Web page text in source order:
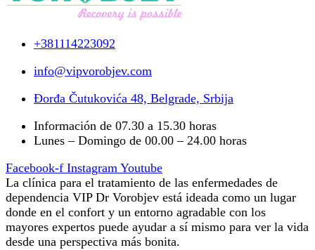
+381114223092
info@vipvorobjev.com
Đorđa Čutukovića 48, Belgrade, Srbija
Información de 07.30 a 15.30 horas
Lunes – Domingo de 00.00 – 24.00 horas
Facebook-f Instagram Youtube
La clínica para el tratamiento de las enfermedades de
dependencia VIP Dr Vorobjev está ideada como un lugar
donde en el confort y un entorno agradable con los
mayores expertos puede ayudar a sí mismo para ver la vida
desde una perspectiva más bonita.